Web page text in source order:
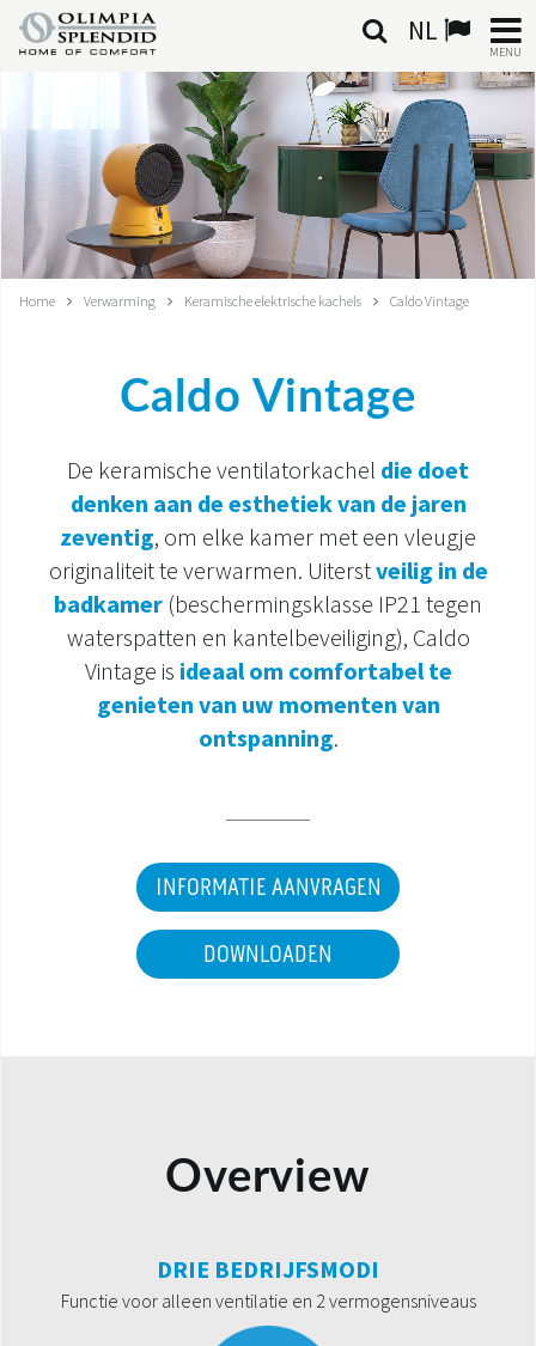
NL
MENU
KLIMAATREGELING
VERWARMING
GEÏNTEGREERDE SYSTEMEN
WERELD OS
DOCUMENTATIE PRODUCTEN
Home Verwarming Keramische elektrische kachels Caldo Vintage
Caldo Vintage
De keramische ventilatorkachel die doet
denken aan de esthetiek van de jaren
zeventig, om elke kamer met een vleugje
originaliteit te verwarmen. Uiterstveilig in de
badkamer (beschermingsklasse IP21 tegen
waterspatten en kantelbeveiliging), Caldo
Vintage is ideaal om comfortabel te
genieten van uw momenten van
ontspanning.
INFORMATIE AANVRAGEN
DOWNLOADEN
Overview
DRIE BEDRIJFSMODI
Functie voor alleen ventilatie en 2 vermogensniveaus